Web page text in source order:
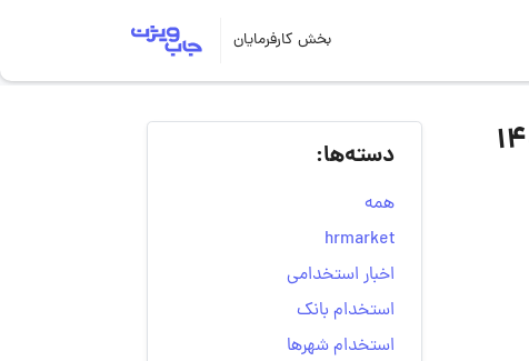
بخش کارفرمایان
دسته‌ها:
همه
hrmarket
اخبار استخدامی
استخدام بانک
استخدام شهرها